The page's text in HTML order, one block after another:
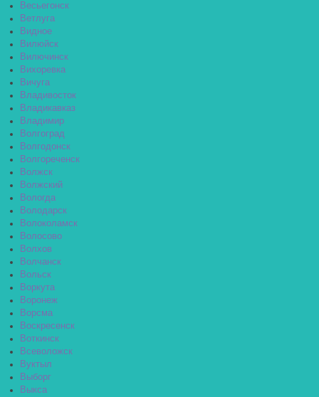
Весьегонск
Ветлуга
Видное
Вилюйск
Вилючинск
Вихоревка
Вичуга
Владивосток
Владикавказ
Владимир
Волгоград
Волгодонск
Волгореченск
Волжск
Волжский
Вологда
Володарск
Волоколамск
Волосово
Волхов
Волчанск
Вольск
Воркута
Воронеж
Ворсма
Воскресенск
Воткинск
Всеволожск
Вуктыл
Выборг
Выкса